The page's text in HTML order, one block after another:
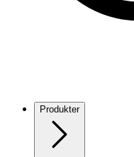
Produkter